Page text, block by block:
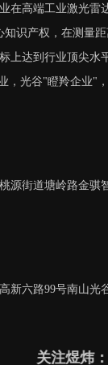
在高端工业激光雷
知识产权，在测量
上达到行业顶尖水
，光谷"瞪羚企业"
源街道塘岭路金骐
新六路99号南山光
关注煜炜：